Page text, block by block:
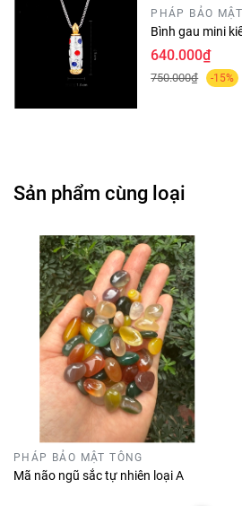
PHÁP BẢO
Bình gau mini
640.000₫
750.000₫ -15%
Sản phẩm cùng loại
PHÁP BẢO MẬT TÔNG
Mã não ngũ sắc tự nhiên loại A